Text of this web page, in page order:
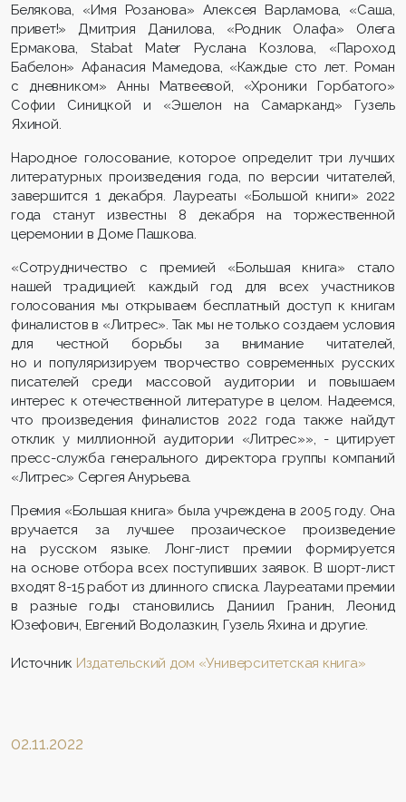
Белякова, «Имя Розанова» Алексея Варламова, «Саша,
привет!» Дмитрия Данилова, «Родник Олафа» Олега
Ермакова, Stabat Mater Руслана Козлова, «Пароход
Бабелон» Афанасия Мамедова, «Каждые сто лет. Роман
с дневником» Анны Матвеевой, «Хроники Горбатого»
Софии Синицкой и «Эшелон на Самарканд» Гузель
Яхиной.
Народное голосование, которое определит три лучших
литературных произведения года, по версии читателей,
завершится 1 декабря. Лауреаты «Большой книги» 2022
года станут известны 8 декабря на торжественной
церемонии в Доме Пашкова.
«Сотрудничество с премией «Большая книга» стало
нашей традицией: каждый год для всех участников
голосования мы открываем бесплатный доступ к книгам
финалистов в «Литрес». Так мы не только создаем условия
для честной борьбы за внимание читателей,
но и популяризируем творчество современных русских
писателей среди массовой аудитории и повышаем
интерес к отечественной литературе в целом. Надеемся,
что произведения финалистов 2022 года также найдут
отклик у миллионной аудитории «Литрес»», - цитирует
пресс-служба генерального директора группы компаний
«Литрес» Сергея Анурьева.
Премия «Большая книга» была учреждена в 2005 году. Она
вручается за лучшее прозаическое произведение
на русском языке. Лонг-лист премии формируется
на основе отбора всех поступивших заявок. В шорт-лист
входят 8-15 работ из длинного списка. Лауреатами премии
в разные годы становились Даниил Гранин, Леонид
Юзефович, Евгений Водолазкин, Гузель Яхина и другие.
Источник Издательский дом «Университетская книга»
02.11.2022